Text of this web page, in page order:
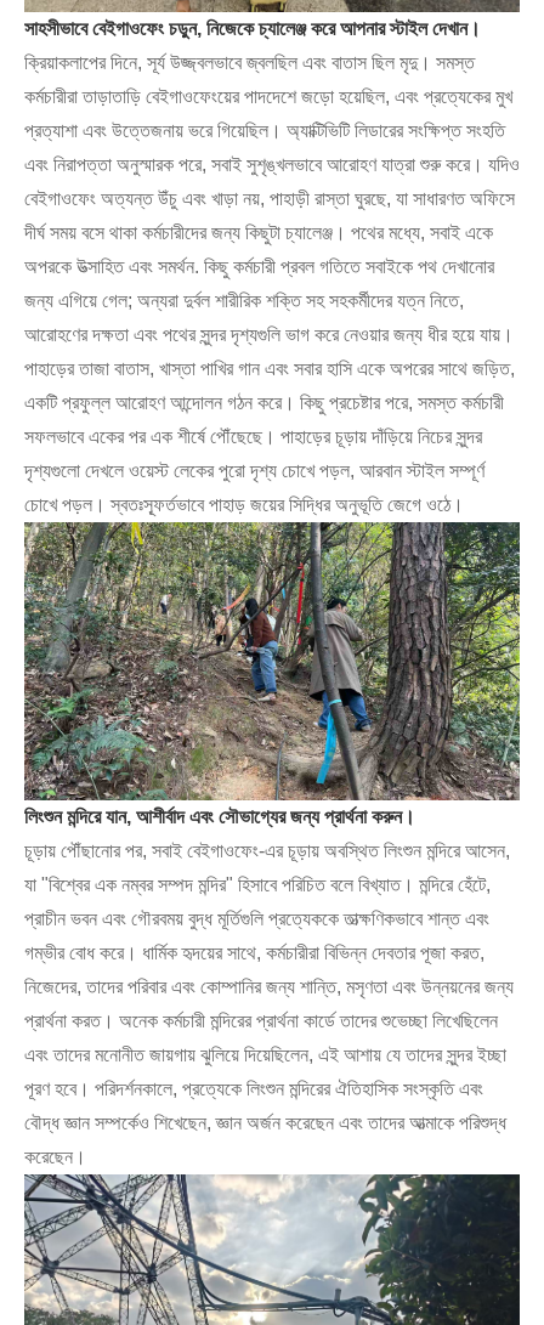
সাহসীভাবে বেইগাওফেং চড়ুন, নিজেকে চ্যালেঞ্জ করে আপনার স্টাইল দেখান।
ক্রিয়াকলাপের দিনে, সূর্য উজ্জ্বলভাবে জ্বলছিল এবং বাতাস ছিল মৃদু। সমস্ত
কর্মচারীরা তাড়াতাড়ি বেইগাওফেংয়ের পাদদেশে জড়ো হয়েছিল, এবং প্রত্যেকের মুখ
প্রত্যাশা এবং উত্তেজনায় ভরে গিয়েছিল। অ্যাক্টিভিটি লিডারের সংক্ষিপ্ত সংহতি
এবং নিরাপত্তা অনুস্মারক পরে, সবাই সুশৃঙ্খলভাবে আরোহণ যাত্রা শুরু করে। যদিও
বেইগাওফেং অত্যন্ত উঁচু এবং খাড়া নয়, পাহাড়ী রাস্তা ঘুরছে, যা সাধারণত অফিসে
দীর্ঘ সময় বসে থাকা কর্মচারীদের জন্য কিছুটা চ্যালেঞ্জ। পথের মধ্যে, সবাই একে
অপরকে উত্সাহিত এবং সমর্থন. কিছু কর্মচারী প্রবল গতিতে সবাইকে পথ দেখানোর
জন্য এগিয়ে গেল; অন্যরা দুর্বল শারীরিক শক্তি সহ সহকর্মীদের যত্ন নিতে,
আরোহণের দক্ষতা এবং পথের সুন্দর দৃশ্যগুলি ভাগ করে নেওয়ার জন্য ধীর হয়ে যায়।
পাহাড়ের তাজা বাতাস, খাস্তা পাখির গান এবং সবার হাসি একে অপরের সাথে জড়িত,
একটি প্রফুল্ল আরোহণ আন্দোলন গঠন করে। কিছু প্রচেষ্টার পরে, সমস্ত কর্মচারী
সফলভাবে একের পর এক শীর্ষে পৌঁছেছে। পাহাড়ের চূড়ায় দাঁড়িয়ে নিচের সুন্দর
দৃশ্যগুলো দেখলে ওয়েস্ট লেকের পুরো দৃশ্য চোখে পড়ল, আরবান স্টাইল সম্পূর্ণ
চোখে পড়ল। স্বতঃস্ফূর্তভাবে পাহাড় জয়ের সিদ্ধির অনুভূতি জেগে ওঠে।
লিংশুন মন্দিরে যান, আশীর্বাদ এবং সৌভাগ্যের জন্য প্রার্থনা করুন।
চূড়ায় পৌঁছানোর পর, সবাই বেইগাওফেং-এর চূড়ায় অবস্থিত লিংশুন মন্দিরে আসেন,
যা "বিশ্বের এক নম্বর সম্পদ মন্দির" হিসাবে পরিচিত বলে বিখ্যাত। মন্দিরে হেঁটে,
প্রাচীন ভবন এবং গৌরবময় বুদ্ধ মূর্তিগুলি প্রত্যেককে তাত্ক্ষণিকভাবে শান্ত এবং
গম্ভীর বোধ করে। ধার্মিক হৃদয়ের সাথে, কর্মচারীরা বিভিন্ন দেবতার পূজা করত,
নিজেদের, তাদের পরিবার এবং কোম্পানির জন্য শান্তি, মসৃণতা এবং উন্নয়নের জন্য
প্রার্থনা করত। অনেক কর্মচারী মন্দিরের প্রার্থনা কার্ডে তাদের শুভেচ্ছা লিখেছিলেন
এবং তাদের মনোনীত জায়গায় ঝুলিয়ে দিয়েছিলেন, এই আশায় যে তাদের সুন্দর ইচ্ছা
পূরণ হবে। পরিদর্শনকালে, প্রত্যেকে লিংশুন মন্দিরের ঐতিহাসিক সংস্কৃতি এবং
বৌদ্ধ জ্ঞান সম্পর্কেও শিখেছেন, জ্ঞান অর্জন করেছেন এবং তাদের আত্মাকে পরিশুদ্ধ
করেছেন।